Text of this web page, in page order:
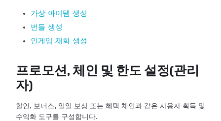
가상 아이템 생성
번들 생성
인게임 재화 생성
프로모션, 체인 및 한도 설정(관리
자)
할인, 보너스, 일일 보상 또는 혜택 체인과 같은 사용자 획득 및
수익화 도구를 구성합니다.